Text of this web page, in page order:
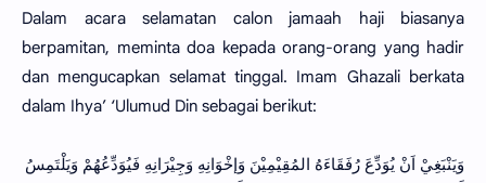
Dalam acara selamatan calon jamaah haji biasanya
berpamitan, meminta doa kepada orang-orang yang hadir
dan mengucapkan selamat tinggal. Imam Ghazali berkata
dalam Ihya’ ‘Ulumud Din sebagai berikut:
وَيَنْبَغِيْ اَنْ يُوَدِّعَ رُفَقَاءَهُ المُقِيْمِيْنَ وَإخْوَانِهِ وَجِيْرَانِهِ فَيُوَدِّعُهُمْ وَيَلْتَمِسُ